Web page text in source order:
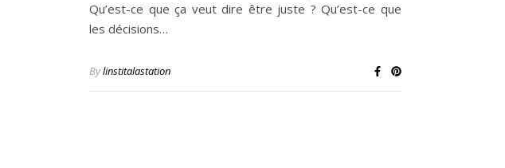
Qu’est-ce que ça veut dire être juste ? Qu’est-ce que
les décisions…
Bylinstitalastation